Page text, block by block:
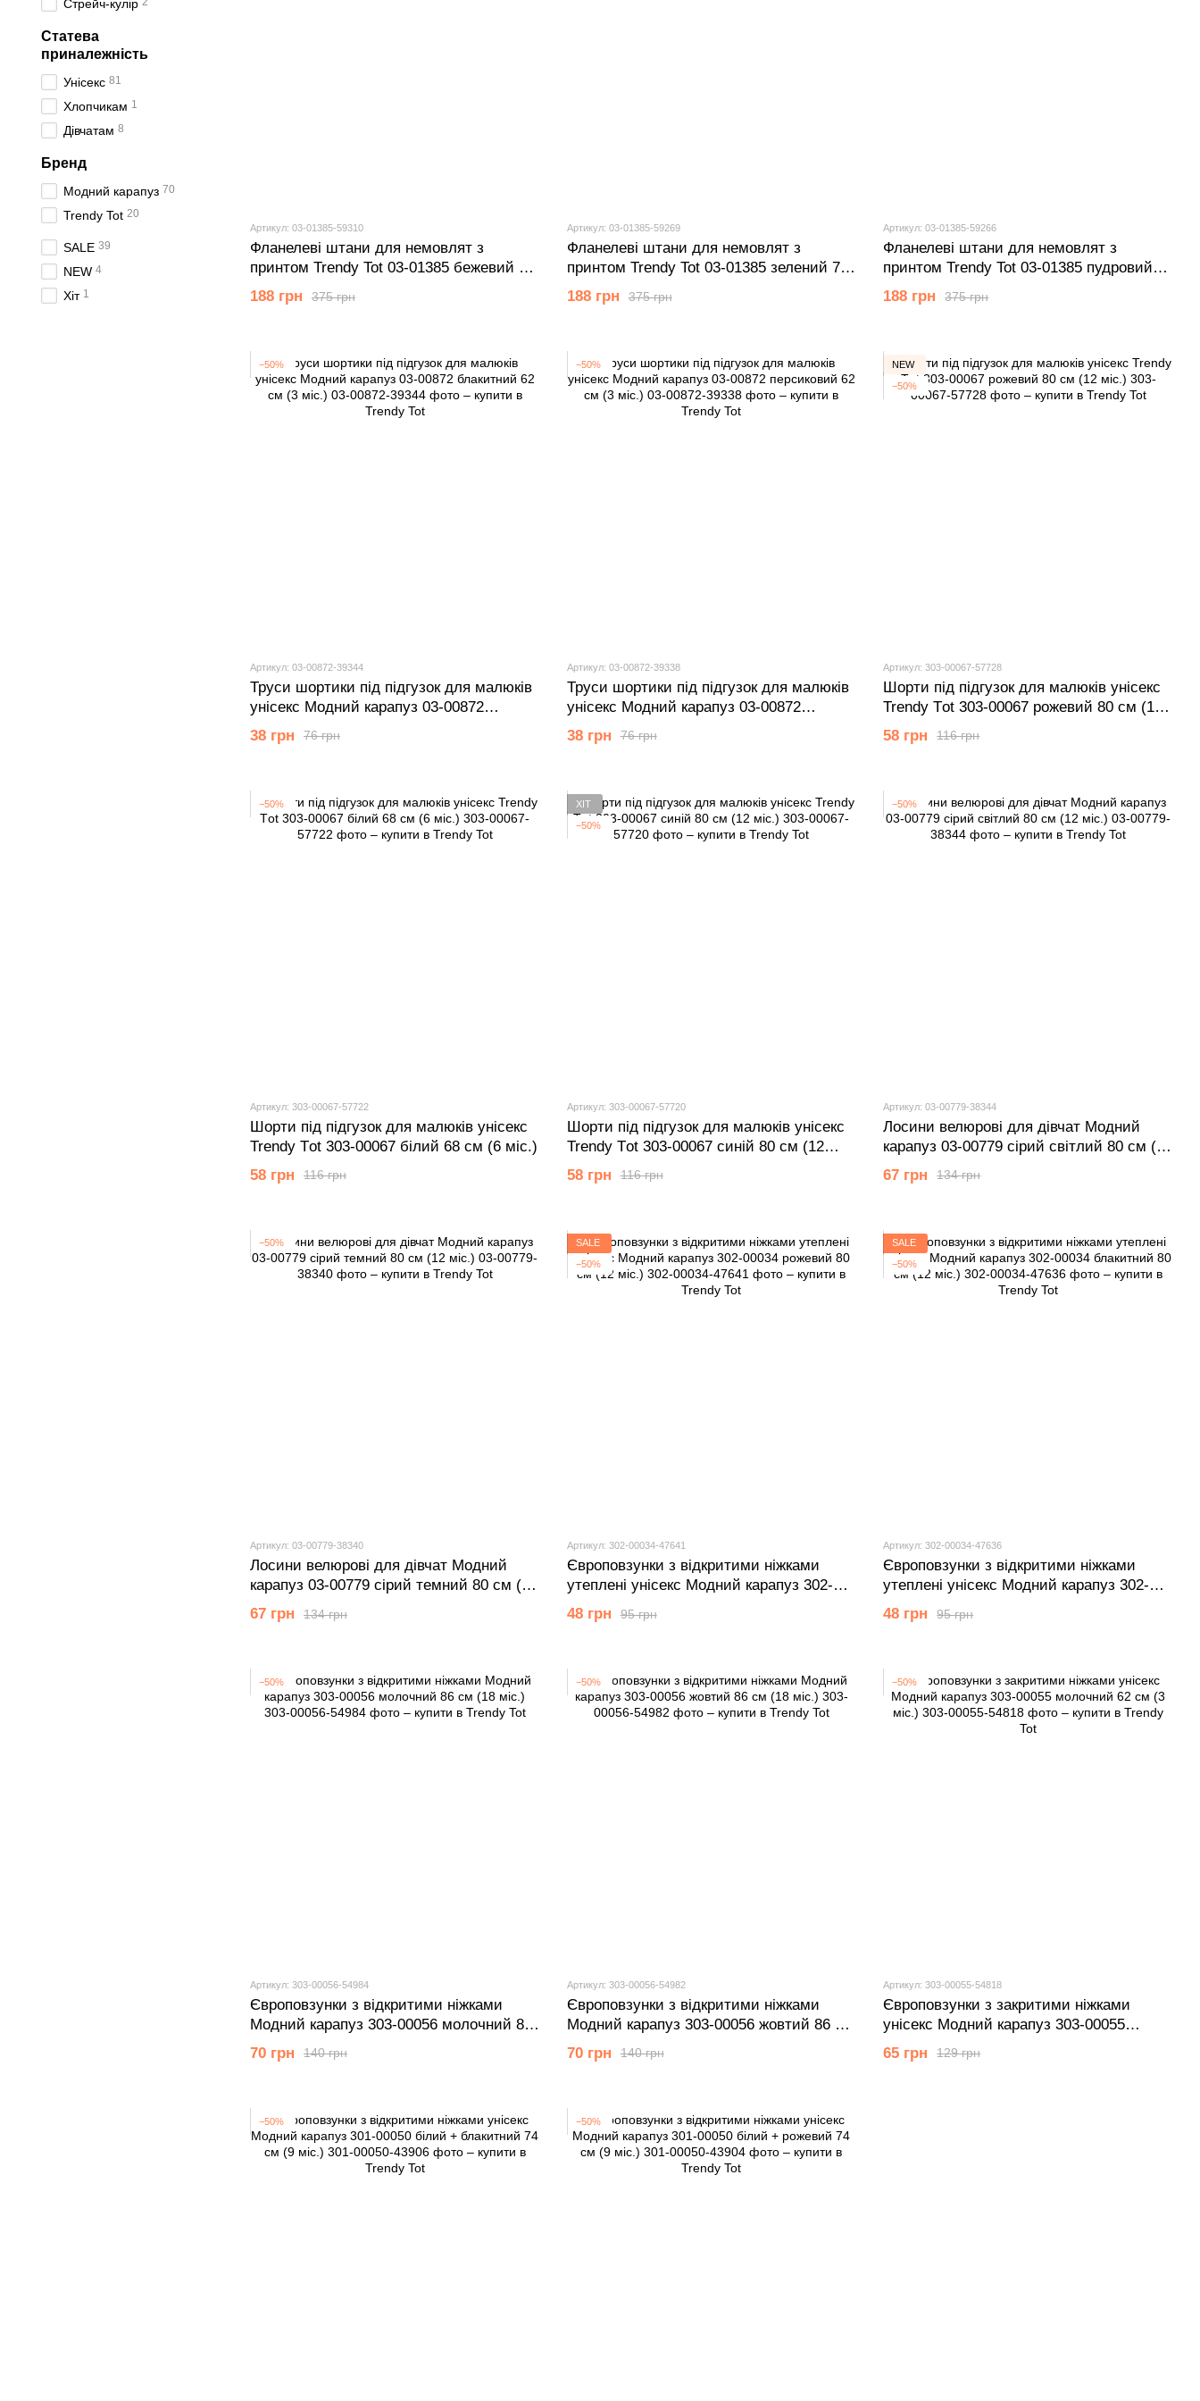
Артикул: 03-01385-59310
Фланелеві штани для немовлят з
принтом Trendy Tot 03-01385 бежевий 80
см (12 мiс.)
375 грн
188 грн
Артикул: 03-01385-59269
Фланелеві штани для немовлят з
принтом Trendy Tot 03-01385 зелений 74
см (9 мiс.)
375 грн
188 грн
Артикул: 03-01385-59266
Фланелеві штани для немовлят з
принтом Trendy Tot 03-01385 пудровий
68 см (6 мiс.)
375 грн
188 грн
−50%
Артикул: 03-00872-39344
Труси шортики під підгузок для малюків
унісекс Модний карапуз 03-00872
блакитний 62 см (3 мiс.)
76 грн
38 грн
−50%
Артикул: 03-00872-39338
Труси шортики під підгузок для малюків
унісекс Модний карапуз 03-00872
персиковий 62 см (3 мiс.)
76 грн
38 грн
NEW
−50%
Артикул: 303-00067-57728
Шорти під підгузок для малюків унісекс
Trendy Тot 303-00067 рожевий 80 см (12
мiс.)
116 грн
58 грн
−50%
Артикул: 303-00067-57722
Шорти під підгузок для малюків унісекс
Trendy Тot 303-00067 білий 68 см (6 мiс.)
116 грн
58 грн
ХІТ
−50%
Артикул: 303-00067-57720
Шорти під підгузок для малюків унісекс
Trendy Тot 303-00067 синій 80 см (12
мiс.)
116 грн
58 грн
−50%
Артикул: 03-00779-38344
Лосини велюрові для дівчат Модний
карапуз 03-00779 сірий світлий 80 см (12
мiс.)
134 грн
67 грн
−50%
Артикул: 03-00779-38340
Лосини велюрові для дівчат Модний
карапуз 03-00779 сірий темний 80 см (12
мiс.)
134 грн
67 грн
SALE
−50%
Артикул: 302-00034-47641
Європовзунки з відкритими ніжками
утеплені унісекс Модний карапуз 302-
00034 рожевий 80 см (12 мiс.)
95 грн
48 грн
SALE
−50%
Артикул: 302-00034-47636
Європовзунки з відкритими ніжками
утеплені унісекс Модний карапуз 302-
00034 блакитний 80 см (12 мiс.)
95 грн
48 грн
−50%
Артикул: 303-00056-54984
Європовзунки з відкритими ніжками
Модний карапуз 303-00056 молочний 86
см (18 мiс.)
140 грн
70 грн
−50%
Артикул: 303-00056-54982
Європовзунки з відкритими ніжками
Модний карапуз 303-00056 жовтий 86 см
(18 мiс.)
140 грн
70 грн
−50%
Артикул: 303-00055-54818
Європовзунки з закритими ніжками
унісекс Модний карапуз 303-00055
молочний 62 см (3 мiс.)
129 грн
65 грн
−50% −50%
Стрейч-кулір
Статева
приналежність
Унісекс 81
Хлопчикам 1
Дівчатам 8
Бренд
Модний карапуз 70
Trendy Tot 20
SALE 39
NEW 4
Хіт 1